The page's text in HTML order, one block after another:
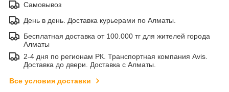
Самовывоз
День в день. Доставка курьерами по Алматы.
Бесплатная доставка от 100.000 тг для жителей города
Алматы
2-4 дня по регионам РК. Транспортная компания Avis.
Доставка до двери. Доставка с Алматы.
Все условия доставки